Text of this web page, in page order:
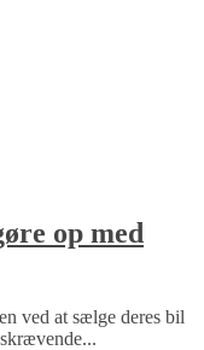
op med
ved at sælge deres bil